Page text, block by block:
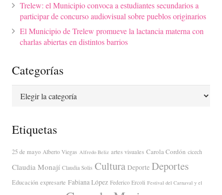
Trelew: el Municipio convoca a estudiantes secundarios a
participar de concurso audiovisual sobre pueblos originarios
El Municipio de Trelew promueve la lactancia materna con
charlas abiertas en distintos barrios
Categorías
Etiquetas
25 de mayo Alberto Viegas Alfredo Beliz artes visuales Carola Cordón cicech
Claudia Monají Claudia Solis Cultura Deporte Deportes
Educación expresarte Fabiana López Federico Ercoli Festival del Carnaval y el